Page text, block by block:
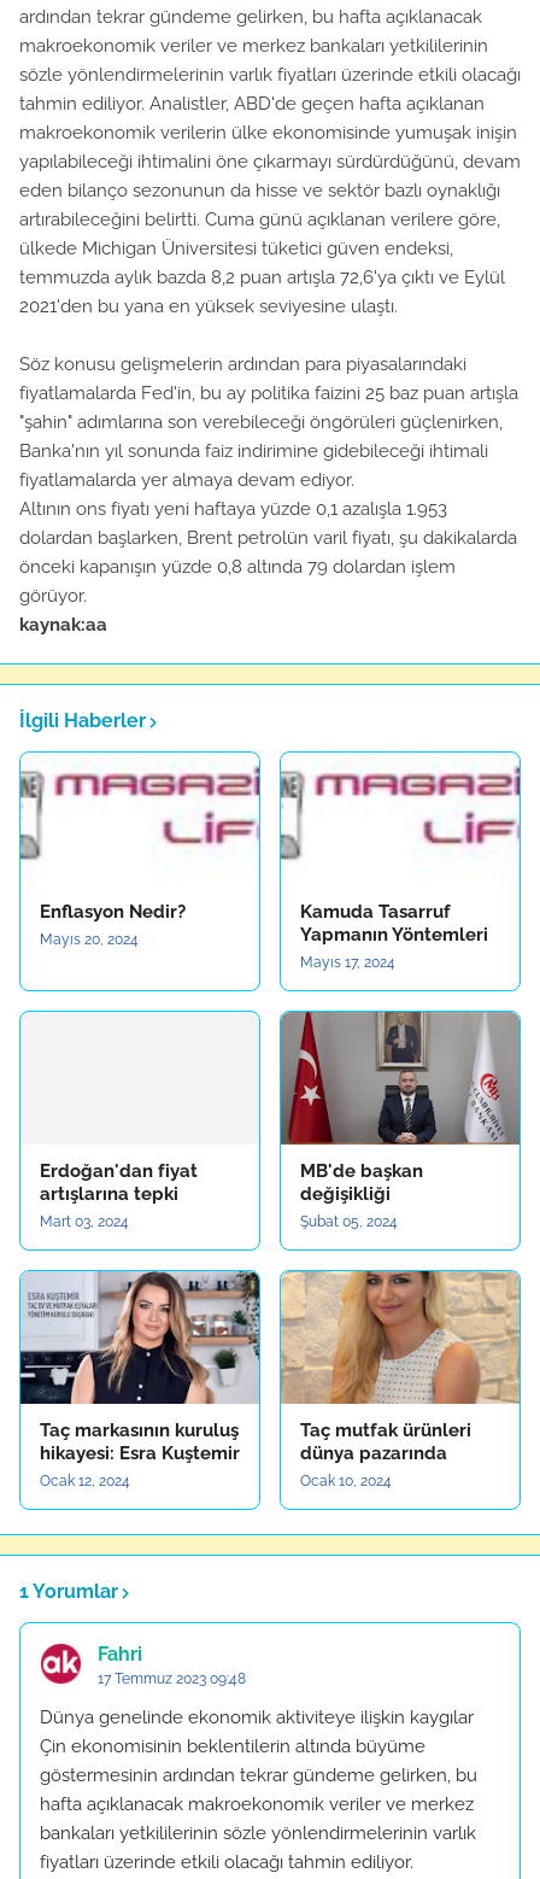
ardından tekrar gündeme gelirken, bu hafta açıklanacak
makroekonomik veriler ve merkez bankaları yetkililerinin
sözle yönlendirmelerinin varlık fiyatları üzerinde etkili olacağı
tahmin ediliyor. Analistler, ABD'de geçen hafta açıklanan
makroekonomik verilerin ülke ekonomisinde yumuşak inişin
yapılabileceği ihtimalini öne çıkarmayı sürdürdüğünü, devam
eden bilanço sezonunun da hisse ve sektör bazlı oynaklığı
artırabileceğini belirtti. Cuma günü açıklanan verilere göre,
ülkede Michigan Üniversitesi tüketici güven endeksi,
temmuzda aylık bazda 8,2 puan artışla 72,6'ya çıktı ve Eylül
2021'den bu yana en yüksek seviyesine ulaştı.
Söz konusu gelişmelerin ardından para piyasalarındaki
fiyatlamalarda Fed'in, bu ay politika faizini 25 baz puan artışla
"şahin" adımlarına son verebileceği öngörüleri güçlenirken,
Banka'nın yıl sonunda faiz indirimine gidebileceği ihtimali
fiyatlamalarda yer almaya devam ediyor.
Altının ons fiyatı yeni haftaya yüzde 0,1 azalışla 1.953
dolardan başlarken, Brent petrolün varil fiyatı, şu dakikalarda
önceki kapanışın yüzde 0,8 altında 79 dolardan işlem
görüyor.
kaynak:aa
İlgili Haberler
Enflasyon Nedir?
Mayıs 20, 2024
Kamuda Tasarruf
Yapmanın Yöntemleri
Mayıs 17, 2024
Erdoğan'dan fiyat
artışlarına tepki
Mart 03, 2024
MB'de başkan
değişikliği
Şubat 05, 2024
Taç markasının kuruluş
hikayesi: Esra Kuştemir
Ocak 12, 2024
Taç mutfak ürünleri
dünya pazarında
Ocak 10, 2024
1 Yorumlar
Fahri
17 Temmuz 2023 09:48
Dünya genelinde ekonomik aktiviteye ilişkin kaygılar
Çin ekonomisinin beklentilerin altında büyüme
göstermesinin ardından tekrar gündeme gelirken, bu
hafta açıklanacak makroekonomik veriler ve merkez
bankaları yetkililerinin sözle yönlendirmelerinin varlık
fiyatları üzerinde etkili olacağı tahmin ediliyor.